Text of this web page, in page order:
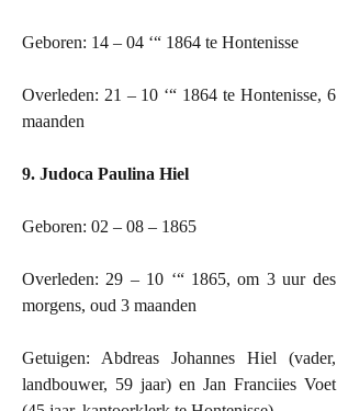
Geboren: 14 – 04 ‘“ 1864 te Hontenisse
Overleden: 21 – 10 ‘“ 1864 te Hontenisse, 6
maanden
9. Judoca Paulina Hiel
Geboren: 02 – 08 – 1865
Overleden: 29 – 10 ‘“ 1865, om 3 uur des
morgens, oud 3 maanden
Getuigen: Abdreas Johannes Hiel (vader,
landbouwer, 59 jaar) en Jan Franciies Voet